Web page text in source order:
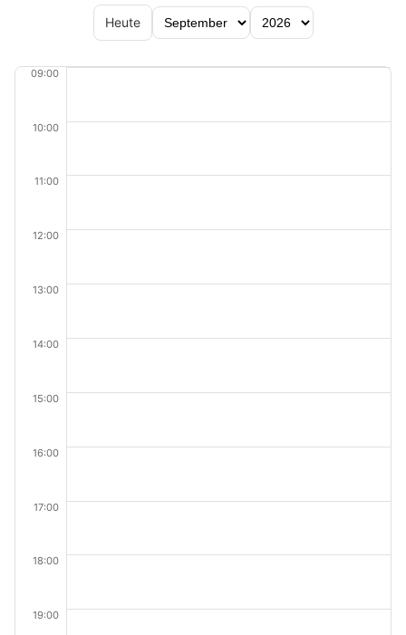
Heute
09:00
10:00
11:00
12:00
13:00
14:00
15:00
16:00
17:00
18:00
19:00